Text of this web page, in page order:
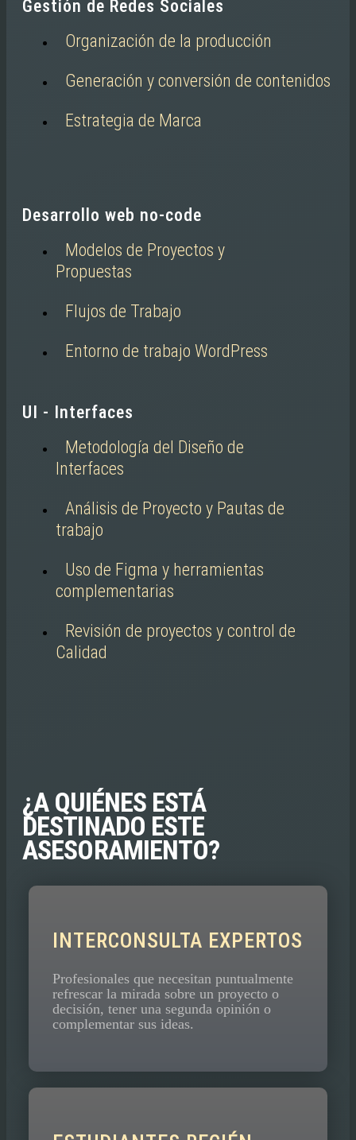
Gestión de Redes Sociales
Organización de la producción
Generación y conversión de contenidos
Estrategia de Marca
Desarrollo web no-code
Modelos de Proyectos y
Propuestas
Flujos de Trabajo
Entorno de trabajo WordPress
UI - Interfaces
Metodología del Diseño de
Interfaces
Análisis de Proyecto y Pautas de
trabajo
Uso de Figma y herramientas
complementarias
Revisión de proyectos y control de
Calidad
¿A QUIÉNES ESTÁ
DESTINADO ESTE
ASESORAMIENTO?
INTERCONSULTA EXPERTOS
Profesionales que necesitan puntualmente
refrescar la mirada sobre un proyecto o
decisión, tener una segunda opinión o
complementar sus ideas.